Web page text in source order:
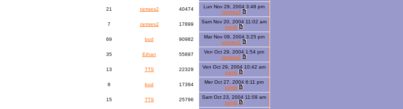
21 ramses2 40474
Lun Nov 29, 2004 3:48 pm
ramses2
7 ramses2 17899
Sam Nov 20, 2004 11:02 am
exmili
69 bud 90982
Mar Nov 09, 2004 3:25 pm
ramses2
35 Ethan 55897
Ven Oct 29, 2004 1:54 pm
ramses2
13 TTS 22329
Ven Oct 29, 2004 10:42 am
exmili
8 bud 17394
Mer Oct 27, 2004 6:11 pm
exmili
15 TTS 25796
Sam Oct 23, 2004 11:09 am
exmili